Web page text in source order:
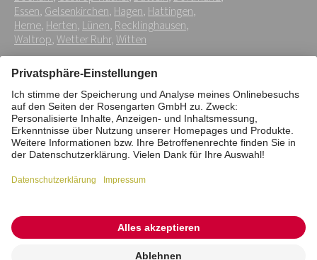
*
Essen, Gelsenkirchen, Hagen, Hattingen,
Herne, Herten, Lünen, Recklinghausen,
Waltrop,Wetter Ruhr,Witten
Impressum Datenschutz
Stiftung
Interne Meldestelle
Zahlungsmittel
Barrierefreiheitserklärung
Vertrag widerrufen